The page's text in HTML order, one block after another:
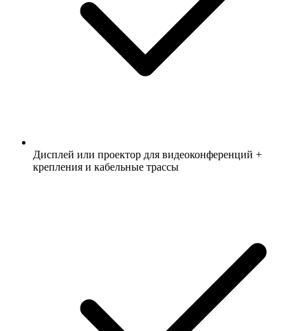
Дисплей или проектор для видеоконференций +
крепления и кабельные трассы